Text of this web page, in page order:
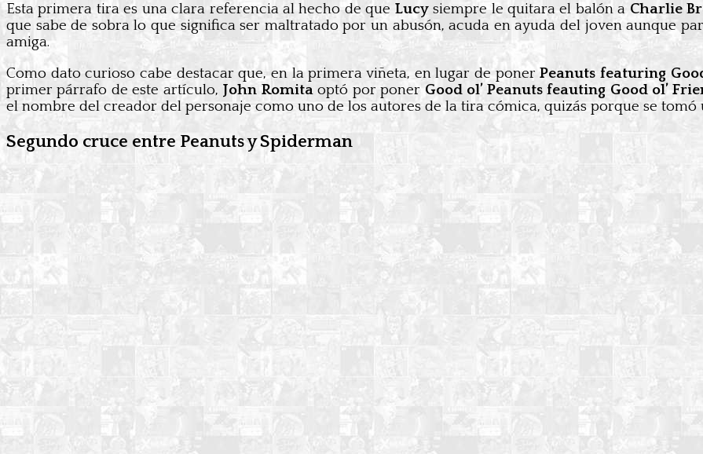
Esta primera tira es una clara referencia al hecho de que Lucysiempre le quitara el balón a Charlie
que sabe de sobra lo que significa ser maltratado por un abusón, acuda en ayuda del joven aunque
amiga.
Como dato curioso cabe destacar que, en la primera viñeta, en lugar de ponerPeanuts featuring
primer párrafo de este artículo, John Romitaoptó por poner Good ol’ Peanuts feauting Good ol’
el nombre del creador del personaje como uno de los autores de la tira cómica, quizás porque se
Segundo cruce entre Peanuts y Spiderman